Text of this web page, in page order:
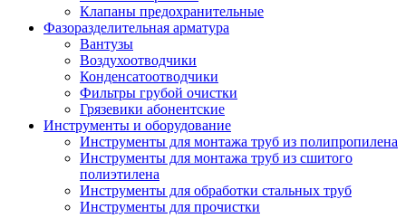
Клапаны предохранительные
Фазоразделительная арматура
Вантузы
Воздухоотводчики
Конденсатоотводчики
Фильтры грубой очистки
Грязевики абонентские
Инструменты и оборудование
Инструменты для монтажа труб из полипропилена
Инструменты для монтажа труб из сшитого
полиэтилена
Инструменты для обработки стальных труб
Инструменты для прочистки